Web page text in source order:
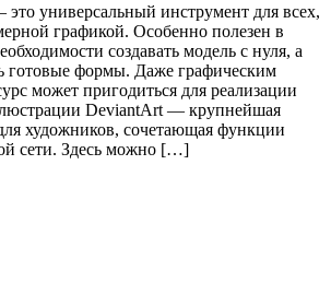
универсальный инструмент для всех,
графикой. Особенно полезен в
создавать модель с нуля, а
готовые формы. Даже графическим
может пригодиться для реализации
DeviantArt — крупнейшая
художников, сочетающая функции
сети. Здесь можно […]